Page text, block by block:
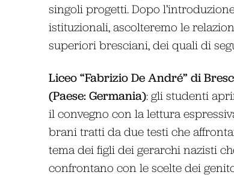
singoli progetti. Dopo
istituzionali, ascolteremo le
superiori bresciani, dei quali di
Liceo “Fabrizio De André” di
(Paese: Germania): gli studenti
il convegno con la lettura
brani tratti da due testi che
tema dei figli dei gerarchi nazisti
confrontano con le scelte dei